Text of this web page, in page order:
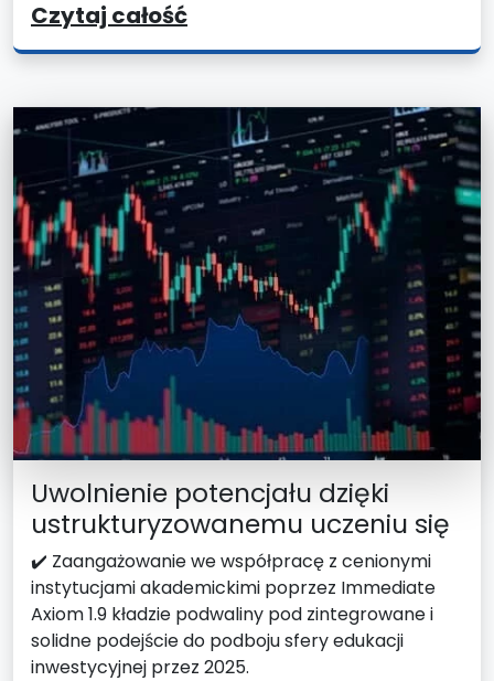
Czytaj całość
Uwolnienie potencjału dzięki
ustrukturyzowanemu uczeniu się
✔️ Zaangażowanie we współpracę z cenionymi
instytucjami akademickimi poprzez Immediate
Axiom 1.9 kładzie podwaliny pod zintegrowane i
solidne podejście do podboju sfery edukacji
inwestycyjnej przez 2025.